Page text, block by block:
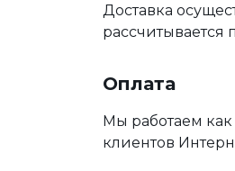
Доставка
рассчитывается
Оплата
Мы работаем
клиентов